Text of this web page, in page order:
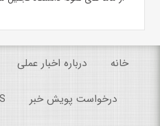
خانه درباره اخبار عملی
درخواست پویش خبر